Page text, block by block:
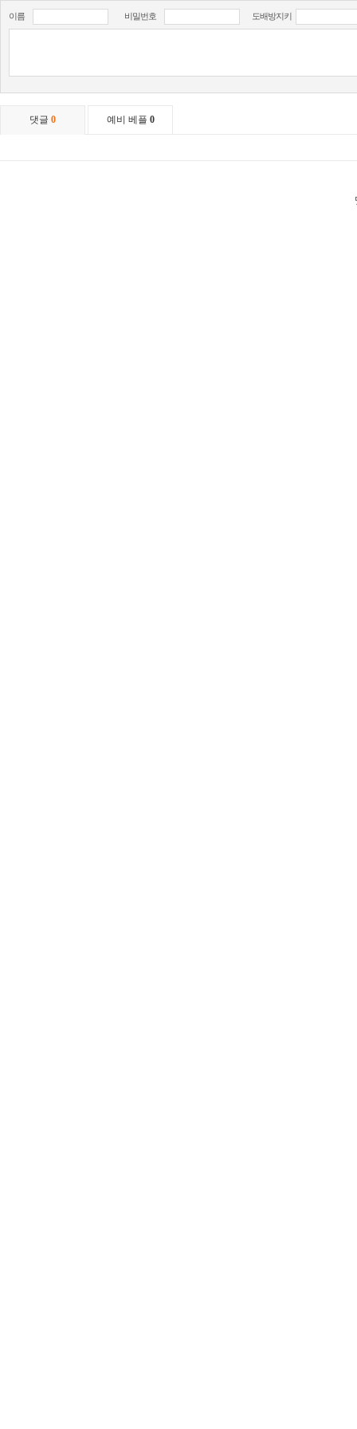
이름 비밀번호 도배방지키
댓글 0 예비 베플 0